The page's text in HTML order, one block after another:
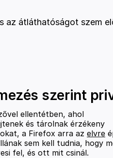
az átláthatóságot szem
szerint
ellentétben, ahol
és tárolnak érzékeny
a Firefox arra az elvre
sem kell tudnia, hogy
fel, és ott mit csinál.